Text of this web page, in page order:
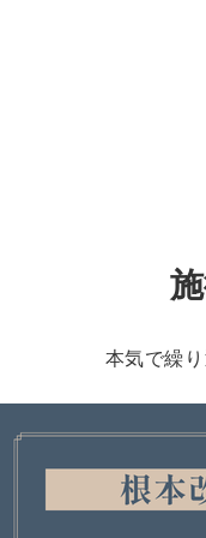
本気で繰